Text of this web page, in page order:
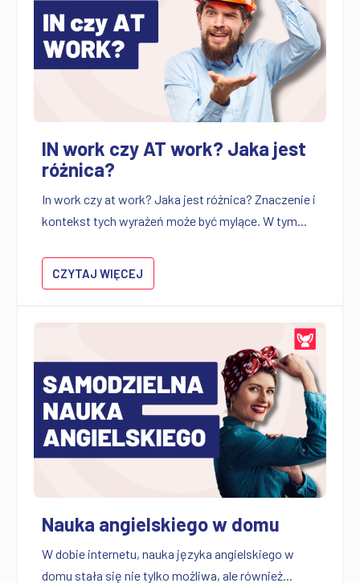
IN work czy AT work? Jaka jest
różnica?
In work czy at work? Jaka jest różnica? Znaczenie i
kontekst tych wyrażeń może być mylące. W tym...
CZYTAJ WIĘCEJ
Nauka angielskiego w domu
W dobie internetu, nauka języka angielskiego w
domu stała się nie tylko możliwa, ale również...